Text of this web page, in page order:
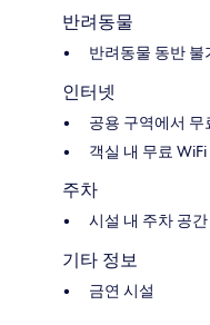
반려동물
반려동물 동반 불
인터넷
공용 구역에서 무
객실 내 무료 WiFi
주차
시설 내 주차 공
기타 정보
금연 시설